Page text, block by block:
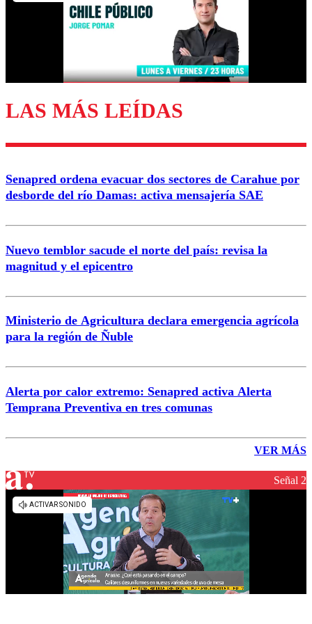
LAS MÁS LEÍDAS
Senapred ordena evacuar dos sectores de Carahue por
desborde del río Damas: activa mensajería SAE
Nuevo temblor sacude el norte del país: revisa la
magnitud y el epicentro
Ministerio de Agricultura declara emergencia agrícola
para la región de Ñuble
Alerta por calor extremo: Senapred activa Alerta
Temprana Preventiva en tres comunas
VER MÁS
Señal 2